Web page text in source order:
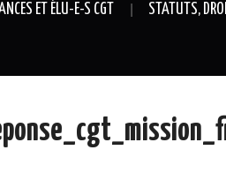
ET ÉLU-E-S CGT STATUTS,